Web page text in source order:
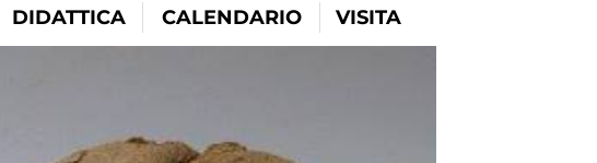
DIDATTICA CALENDARIO VISITA